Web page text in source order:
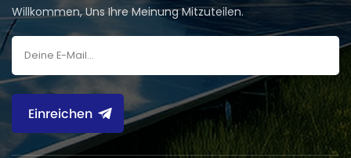
Willkommen, Uns Ihre Meinung Mitzuteilen.
Einreichen